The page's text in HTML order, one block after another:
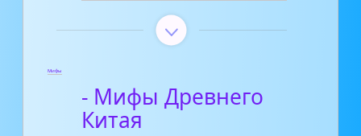
Мифы
- Мифы Древнего
Китая